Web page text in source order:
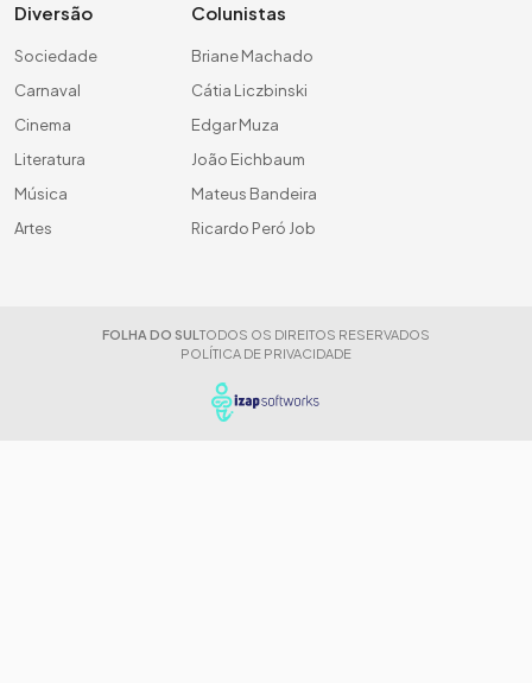
Diversão
Sociedade
Carnaval
Cinema
Literatura
Música
Artes
Colunistas
Briane Machado
Cátia Liczbinski
Edgar Muza
João Eichbaum
Mateus Bandeira
Ricardo Peró Job
FOLHA DO SUL TODOS OS DIREITOS RESERVADOS
POLÍTICA DE PRIVACIDADE